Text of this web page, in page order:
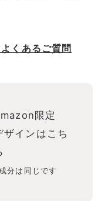
くあるご質問
限定
ザインはこち
分は同じです